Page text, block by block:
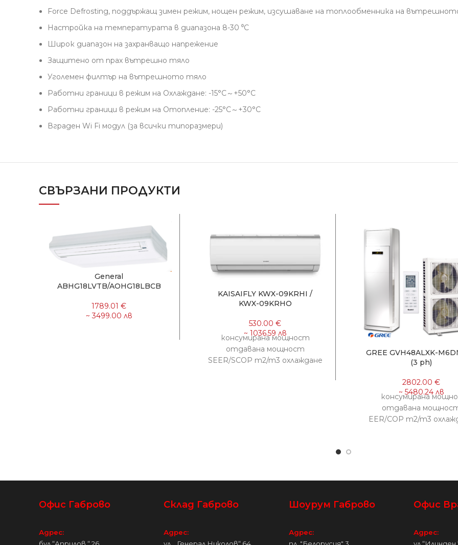
Force Defrosting, поддържащ зимен режим, нощен режим, изсушаване на топлообменника на
Настройка на температурата в диапазона 8-30 ⁰С
Широк диапазон на захранващо напрежение
Защитено от прах вътрешно тяло
Уголемен филтър на вътрешното тяло
Работни граници в режим на Охлаждане: -15°C～+50°С
Работни граници в режим на Отопление: -25°C～+30°C
Вграден Wi Fi модул (за всички типорaзмери)
СВЪРЗАНИ ПРОДУКТИ
General
ABHG18LVTB/AOHG18LBCB
KAISAIFLY KWX-09KRHI /
KWX-09KRHO
консумирана мощност
отдавана мощност
SEER/SCOP m2/m3 охлаждане
GREE GVH48ALXK-
(3 ph)
консумирана
отдавана
EER/COP m2/m3
Офис Габрово
Адрес:
Склад Габрово
Адрес:
Шоурум Габрово
Адрес:
Офис
Адрес: